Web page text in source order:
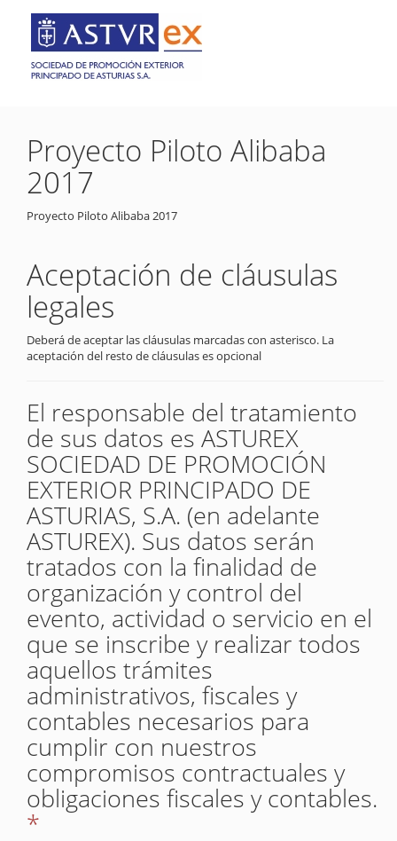
Proyecto Piloto Alibaba
2017
Proyecto Piloto Alibaba 2017
Aceptación de cláusulas
legales
Deberá de aceptar las cláusulas marcadas con asterisco. La
aceptación del resto de cláusulas es opcional
El responsable del tratamiento
de sus datos es ASTUREX
SOCIEDAD DE PROMOCIÓN
EXTERIOR PRINCIPADO DE
ASTURIAS, S.A. (en adelante
ASTUREX). Sus datos serán
tratados con la finalidad de
organización y control del
evento, actividad o servicio en el
que se inscribe y realizar todos
aquellos trámites
administrativos, fiscales y
contables necesarios para
cumplir con nuestros
compromisos contractuales y
obligaciones fiscales y contables.
*